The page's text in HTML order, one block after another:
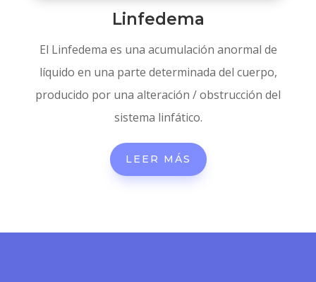
Linfedema
El Linfedema es una acumulación anormal de
líquido en una parte determinada del cuerpo,
producido por una alteración / obstrucción del
sistema linfático.
LEER MÁS